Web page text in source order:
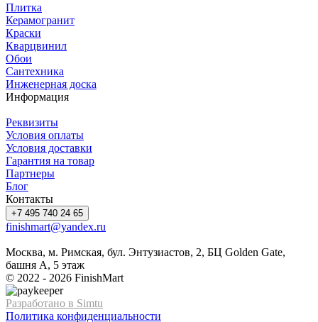
Плитка
Керамогранит
Краски
Кварцвинил
Обои
Сантехника
Инженерная доска
Информация
Реквизиты
Условия оплаты
Условия доставки
Гарантия на товар
Партнеры
Блог
Контакты
+7 495 740 24 65
finishmart@yandex.ru
Москва, м. Римская, бул. Энтузиастов, 2, БЦ Golden Gate,
башня А, 5 этаж
© 2022 - 2026 FinishMart
Разработано в Simtu
Политика конфиденциальности